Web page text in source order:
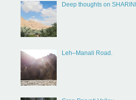
Deep thoughts on
Leh–Manali Road.